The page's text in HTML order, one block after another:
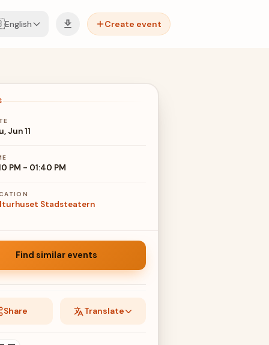
English Create event
Jun 11
PM - 01:40 PM
Stadsteatern
Find similar events
Share Translate